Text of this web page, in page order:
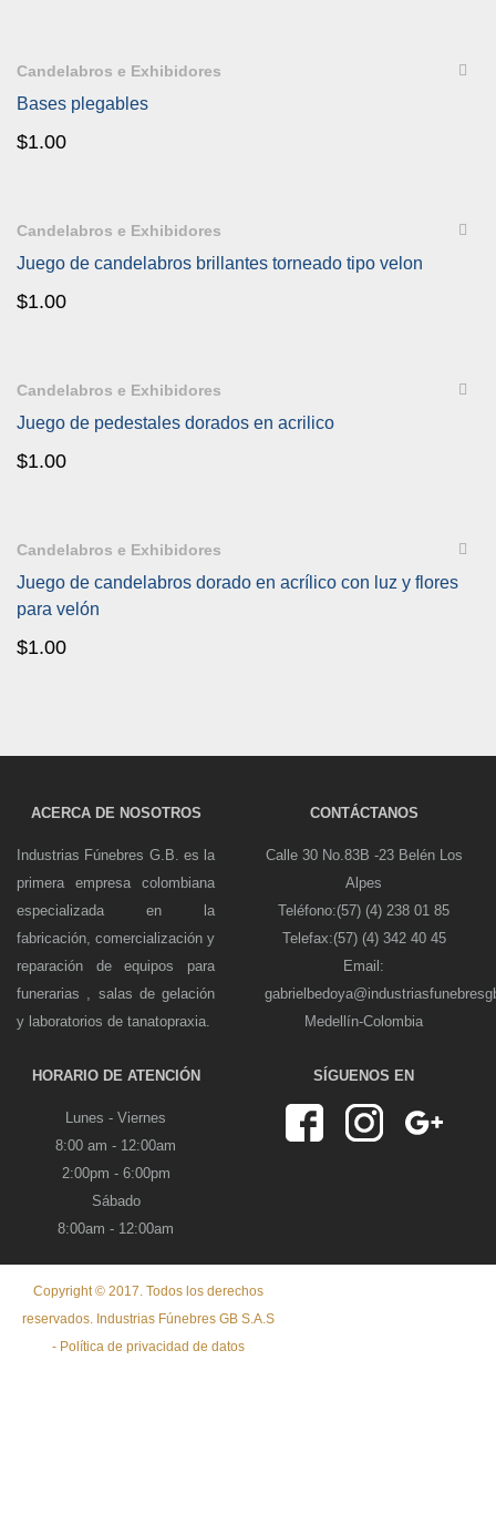
Candelabros e Exhibidores
Bases plegables
$1.00
Candelabros e Exhibidores
Juego de candelabros brillantes torneado tipo velon
$1.00
Candelabros e Exhibidores
Juego de pedestales dorados en acrilico
$1.00
Candelabros e Exhibidores
Juego de candelabros dorado en acrílico con luz y flores
para velón
$1.00
ACERCA DE NOSOTROS
Industrias Fúnebres G.B. es la
primera empresa colombiana
especializada en la
fabricación, comercialización y
reparación de equipos para
funerarias , salas de gelación
y laboratorios de tanatopraxia.
CONTÁCTANOS
Calle 30 No.83B -23 Belén Los
Alpes
Teléfono:(57) (4) 238 01 85
Telefax:(57) (4) 342 40 45
Email:
Medellín-Colombia
HORARIO DE ATENCIÓN
Lunes - Viernes
8:00 am - 12:00am
2:00pm - 6:00pm
Sábado
8:00am - 12:00am
SÍGUENOS EN
Copyright © 2017. Todos los derechos
reservados. Industrias Fúnebres GB S.A.S
- Política de privacidad de datos